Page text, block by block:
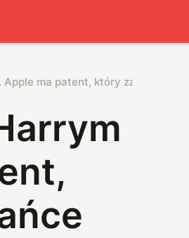
ma patent, który zatrzyma cię